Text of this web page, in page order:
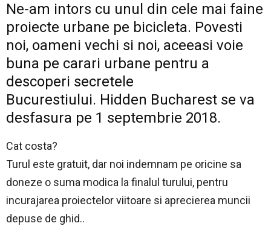
Ne-am intors cu unul din cele mai faine
proiecte urbane pe bicicleta. Povesti
noi, oameni vechi si noi, aceeasi voie
buna pe carari urbane pentru a
descoperi secretele
Bucurestiului. Hidden Bucharest se va
desfasura pe 1 septembrie 2018.
Cat costa?
Turul este gratuit, dar noi indemnam pe oricine sa
doneze o suma modica la finalul turului, pentru
incurajarea proiectelor viitoare si aprecierea muncii
depuse de ghid..